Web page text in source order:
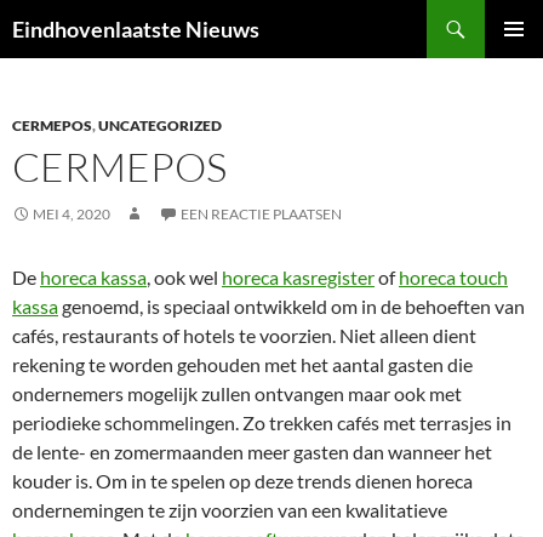
naar
Eindhovenlaatste Nieuws
CERMEPOS,UNCATEGORIZED
CERMEPOS
MEI 4, 2020 EEN REACTIE PLAATSEN
De horeca kassa, ook wel horeca kasregisterofhoreca touch
kassagenoemd, is speciaal ontwikkeld om in de behoeften van
cafés, restaurants of hotels te voorzien. Niet alleen dient
rekening te worden gehouden met het aantal gasten die
ondernemers mogelijk zullen ontvangen maar ook met
periodieke schommelingen. Zo trekken cafés met terrasjes in
de lente- en zomermaanden meer gasten dan wanneer het
kouder is. Om in te spelen op deze trends dienen horeca
ondernemingen te zijn voorzien van een kwalitatieve